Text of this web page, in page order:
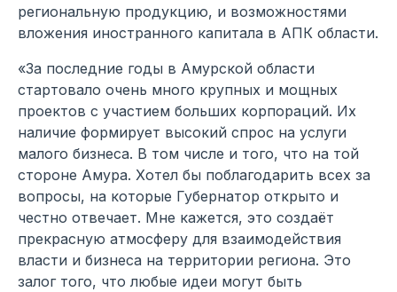
региональную продукцию, и возможностями
вложения иностранного капитала в АПК области.
«За последние годы в Амурской области
стартовало очень много крупных и мощных
проектов с участием больших корпораций. Их
наличие формирует высокий спрос на услуги
малого бизнеса. В том числе и того, что на той
стороне Амура. Хотел бы поблагодарить всех за
вопросы, на которые Губернатор открыто и
честно отвечает. Мне кажется, это создаёт
прекрасную атмосферу для взаимодействия
власти и бизнеса на территории региона. Это
залог того, что любые идеи могут быть